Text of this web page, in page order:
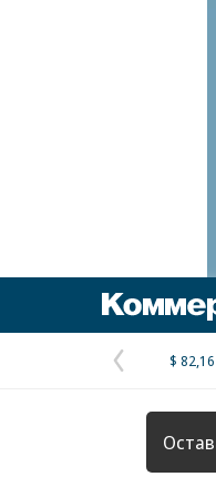
страница
$ 82,16